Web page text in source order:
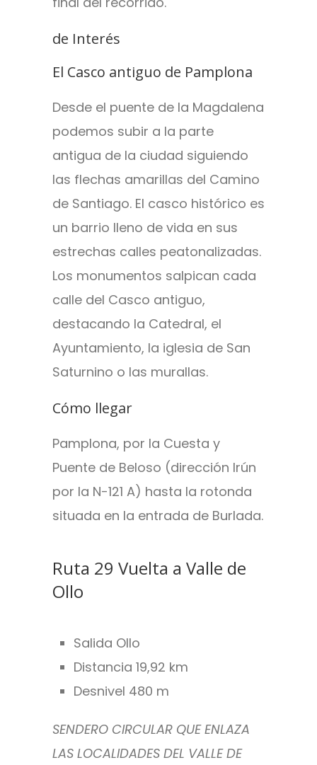
de Interés
El Casco antiguo de Pamplona
Desde el puente de la Magdalena
podemos subir a la parte
antigua de la ciudad siguiendo
las flechas amarillas del Camino
de Santiago. El casco histórico es
un barrio lleno de vida en sus
estrechas calles peatonalizadas.
Los monumentos salpican cada
calle del Casco antiguo,
destacando la Catedral, el
Ayuntamiento, la iglesia de San
Saturnino o las murallas.
Cómo llegar
Pamplona, por la Cuesta y
Puente de Beloso (dirección Irún
por la N-121 A) hasta la rotonda
situada en la entrada de Burlada.
Ruta 29 Vuelta a Valle de
Ollo
Salida Ollo
Distancia 19,92 km
Desnivel 480 m
SENDERO CIRCULAR QUE ENLAZA
LAS LOCALIDADES DEL VALLE DE